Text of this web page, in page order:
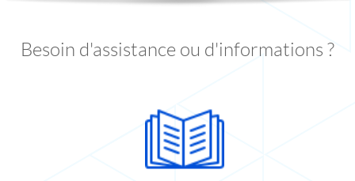
Besoin d'assistance ou d'informations ?